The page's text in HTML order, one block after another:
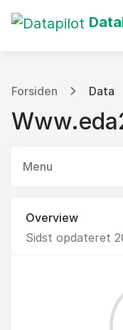
Forsiden Data
Menu
Overview
Sidst opdateret